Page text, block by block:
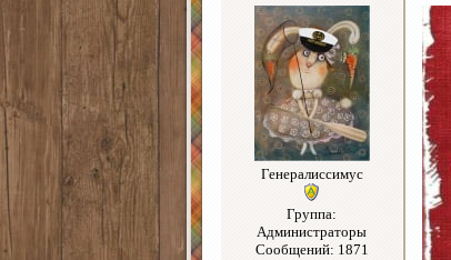
Генералиссимус
Группа:
Администраторы
Сообщений: 1871